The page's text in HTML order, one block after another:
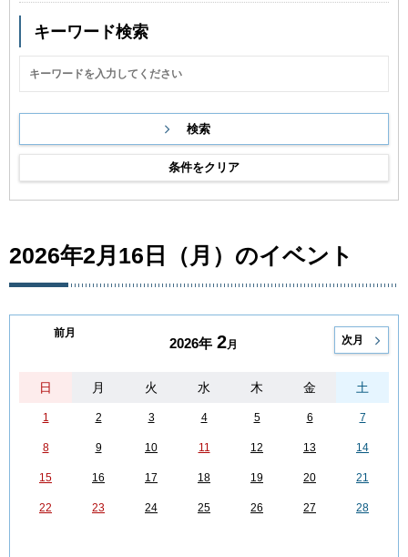
キーワード検索
条件をクリア
2026年2月16日（月）のイベント
前月
2026年 2月 次月
日 月 火 水 木 金 土
1 2 3 4 5 6 7
8 9 10 11 12 13 14
15 16 17 18 19 20 21
22 23 24 25 26 27 28